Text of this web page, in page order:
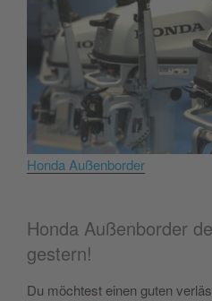
Honda Außenborder
Honda Außenborder
gestern!
Du möchtest einen guten